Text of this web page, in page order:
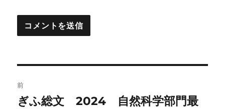
稿
前
前
ぎふ総文 2024 自然科学部門最